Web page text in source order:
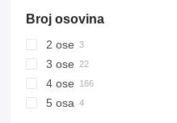
Broj osovina
2 ose
3 ose
4 ose
5 osa